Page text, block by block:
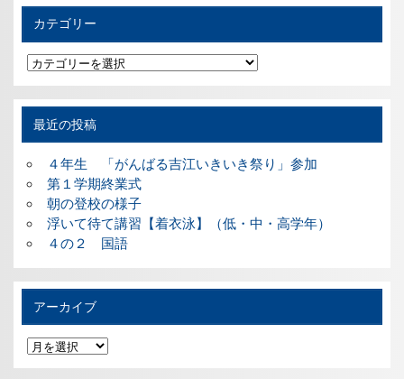
カテゴリー
カ
テ
ゴ
リ
最近の投稿
４年生 「がんばる吉江いきいき祭り」参加
第１学期終業式
朝の登校の様子
浮いて待て講習【着衣泳】（低・中・高学年）
４の２ 国語
アーカイブ
ア
ー
カ